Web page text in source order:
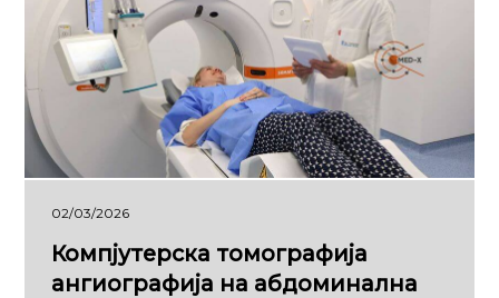
02/03/2026
Компјутерска томографија
ангиографија на абдоминална